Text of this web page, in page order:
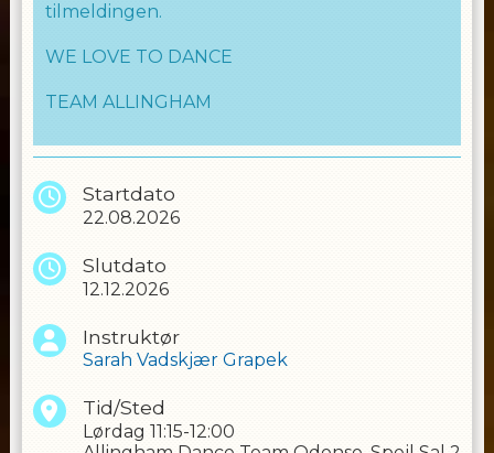
tilmeldingen.
WE LOVE TO DANCE
TEAM ALLINGHAM
Startdato
22.08.2026
Slutdato
12.12.2026
Instruktør
Sarah Vadskjær Grapek
Tid/Sted
Lørdag 11:15-12:00